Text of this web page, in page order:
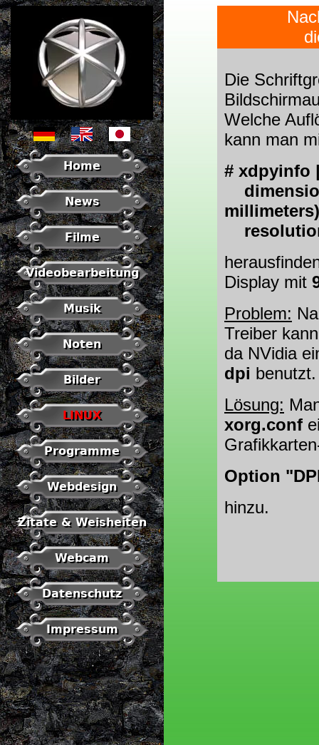
Home
News
Filme
Videobearbeitung
Musik
Noten
Bilder
LINUX
Programme
Webdesign
Zitate & Weisheiten
Webcam
Datenschutz
Impressum
Die
Welche
kann man
# xdpyinfo
millimeters)
Display mit
Problem:
Treiber
da NVidia
dpi benutzt.
Lösung:
xorg.conf
Option
hinzu.